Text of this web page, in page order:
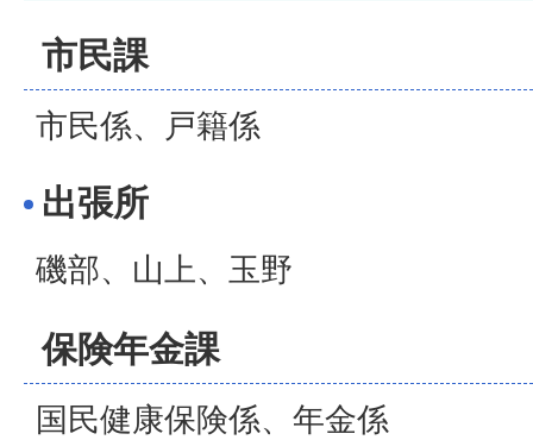
市民課
市民係、戸籍係
出張所
磯部、山上、玉野
保険年金課
国民健康保険係、年金係